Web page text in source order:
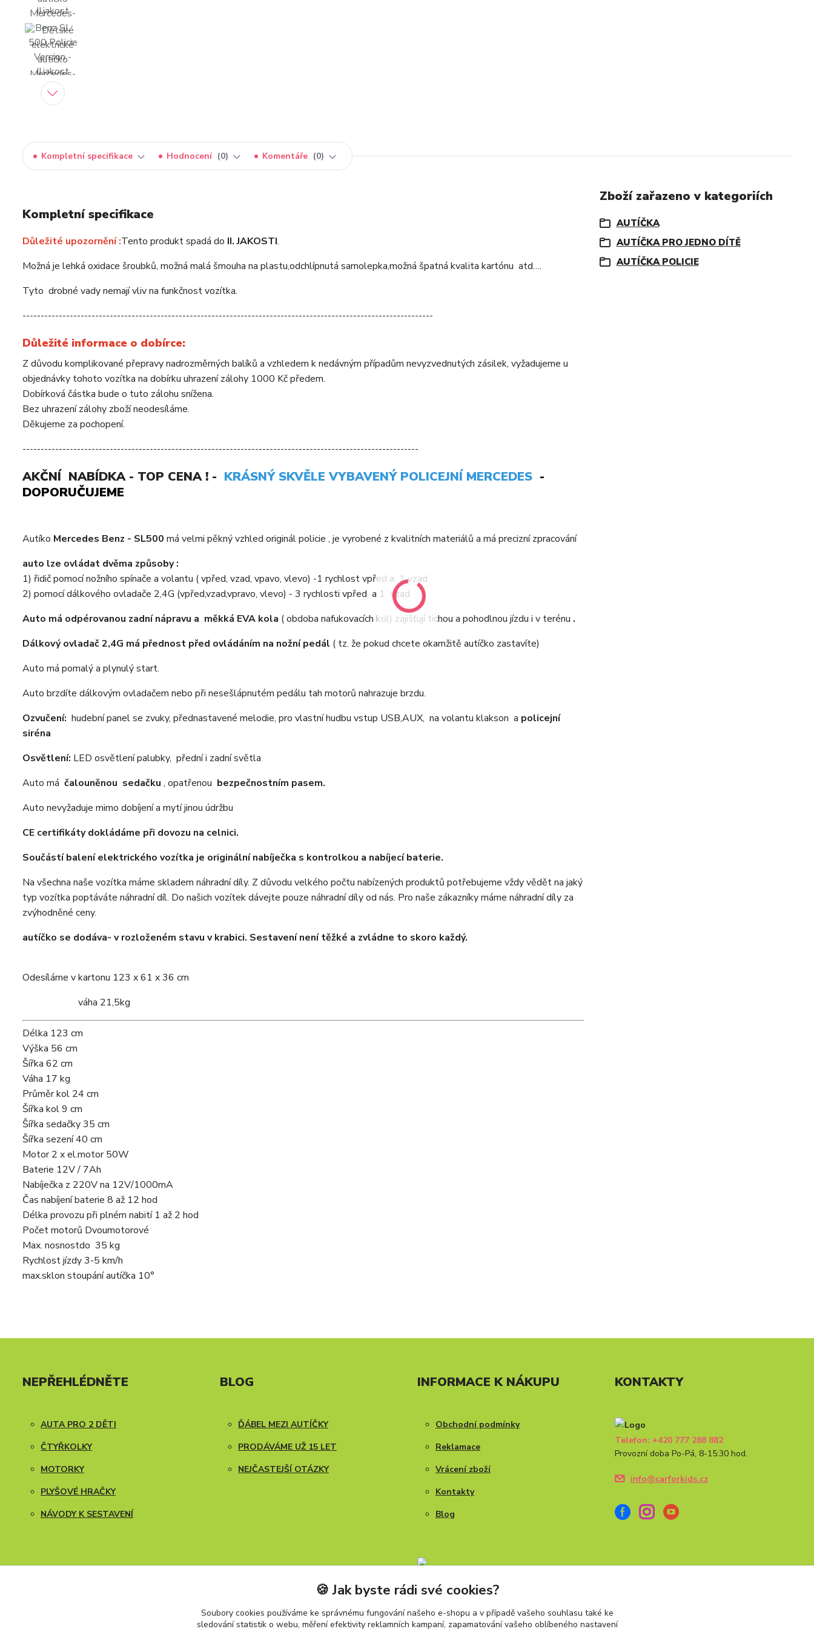
Kompletní specifikace Hodnocení 0 Komentáře 0
Kompletní specifikace
Důležité upozornění :Tento produkt spadá do II. JAKOSTI.
Možná je lehká oxidace šroubků, možná malá šmouha na plastu,odchlípnutá samolepka,možná špatná kvalita kartónu atd….
Tyto drobné vady nemají vliv na funkčnost vozítka.
-----------------------------------------------------------------------------------------------------------------
Důležité informace o dobírce:
Z důvodu komplikované přepravy nadrozměrných balíků a vzhledem k nedávným případům nevyzvednutých zásilek, vyžadujeme u
objednávky tohoto vozítka na dobírku uhrazení zálohy 1000 Kč předem.
Dobírková částka bude o tuto zálohu snížena.
Bez uhrazení zálohy zboží neodesíláme.
Děkujeme za pochopení.
-------------------------------------------------------------------------------------------------------------
AKČNÍ NABÍDKA - TOP CENA ! - KRÁSNÝ SKVĚLE VYBAVENÝ POLICEJNÍ MERCEDES -
DOPORUČUJEME
Autíko Mercedes Benz - SL500 má velmi pěkný vzhled originál policie , je vyrobené z kvalitních materiálů a má precizní zpracování
auto lze ovládat dvěma způsoby :
1) řidič pomocí nožního spínače a volantu ( vpřed, vzad, vpavo, vlevo) -1 rychlost vpřed a 1 vzad
2) pomocí dálkového ovladače 2,4G (vpřed,vzad,vpravo, vlevo) - 3 rychlosti vpřed a 1 vzad
Auto má odpérovanou zadní nápravu a měkká EVA kola ( obdoba nafukovacích kol) zajišťují tichou a pohodlnou jízdu i v terénu .
Dálkový ovladač 2,4G má přednost před ovládáním na nožní pedál ( tz. že pokud chcete okamžitě autíčko zastavíte)
Auto má pomalý a plynulý start.
Auto brzdíte dálkovým ovladačem nebo při nesešlápnutém pedálu tah motorů nahrazuje brzdu.
Ozvučení: hudební panel se zvuky, přednastavené melodie, pro vlastní hudbu vstup USB,AUX, na volantu klakson a policejní
siréna
Osvětlení: LED osvětlení palubky, přední i zadní světla
Auto má čalouněnou sedačku , opatřenou bezpečnostním pasem.
Auto nevyžaduje mimo dobíjení a mytí jinou údržbu
CE certifikáty dokládáme při dovozu na celnici.
Součástí balení elektrického vozítka je originální nabíječka s kontrolkou a nabíjecí baterie.
Na všechna naše vozítka máme skladem náhradní díly. Z důvodu velkého počtu nabízených produktů potřebujeme vždy vědět na jaký
typ vozítka poptáváte náhradní díl. Do našich vozítek dávejte pouze náhradní díly od nás. Pro naše zákazníky máme náhradní díly za
zvýhodněné ceny.
autíčko se dodáva- v rozloženém stavu v krabici. Sestavení není těžké a zvládne to skoro každý.
Odesíláme v kartonu 123 x 61 x 36 cm
váha 21,5kg
Délka 123 cm
Výška 56 cm
Šířka 62 cm
Váha 17 kg
Průměr kol 24 cm
Šířka kol9 cm
Šířka sedačky35 cm
Šířka sezení40 cm
Motor2 x el.motor 50W
Baterie 12V / 7Ah
Nabíječka z 220V na 12V/1000mA
Čas nabíjení baterie 8 až 12 hod
Délka provozu při plném nabití 1 až 2 hod
Počet motorů Dvoumotorové
Max. nosnostdo 35 kg
Rychlost jízdy3-5 km/h
max.sklon stoupání autíčka 10°
Zboží zařazeno v kategoriích
AUTÍČKA
AUTÍČKA PRO JEDNO DÍTĚ
AUTÍČKA POLICIE
NEPŘEHLÉDNĚTE
AUTA PRO 2 DĚTI
ČTYŘKOLKY
MOTORKY
PLYŠOVÉ HRAČKY
NÁVODY K SESTAVENÍ
BLOG
ĎÁBEL MEZI AUTÍČKY
PRODÁVÁME UŽ 15 LET
NEJČASTEJŠÍ OTÁZKY
INFORMACE K NÁKUPU
Obchodní podmínky
Reklamace
Vrácení zboží
Kontakty
Blog
KONTAKTY
Telefon: +420 777 288 882
Provozní doba Po-Pá, 8-15:30 hod.
info@carforkids.cz
🍪 Jak byste rádi své cookies?
Soubory cookies používáme ke správnému fungování našeho e-shopu a v případě vašeho souhlasu také ke
sledování statistik o webu, měření efektivity reklamních kampaní, zapamatování vašeho oblíbeného nastavení